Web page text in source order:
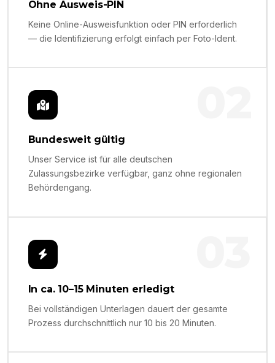
Ohne Ausweis-PIN
Keine Online-Ausweisfunktion oder PIN erforderlich
— die Identifizierung erfolgt einfach per Foto-Ident.
Bundesweit gültig
Unser Service ist für alle deutschen
Zulassungsbezirke verfügbar, ganz ohne regionalen
Behördengang.
In ca. 10–15 Minuten erledigt
Bei vollständigen Unterlagen dauert der gesamte
Prozess durchschnittlich nur 10 bis 20 Minuten.